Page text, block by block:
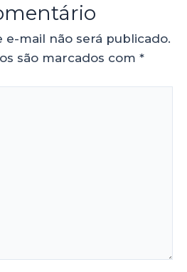
e-mail não será publicado.
são marcados com *